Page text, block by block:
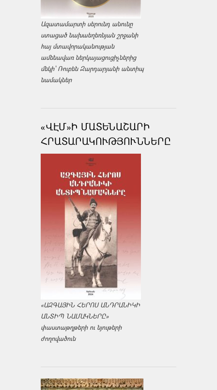
Ազատամարտի սերունդ անունը
ստացած նախաեղեռնյան շրջանի
հայ մտավորականության
ամենավառ ներկայացուցիչներից
մեկի՝ Ռուբեն Զարդարյանի անտիպ
նամակներ
«ՎԷՄ»Ի ՄԱՏԵՆԱՇԱՐԻ
ՀՐԱՏԱՐԱԿՈՒԹՅՈՒՆՆԵՐԸ
«ԱԶԳԱՅԻՆ ՀԵՐՈՍ ԱՆԴՐԱՆԻԿԻ
ԱՆՏԻՊ ՆԱՄԱԿՆԵՐԸ»
փաստաթղթերի ու նյութերի
ժողովածուն